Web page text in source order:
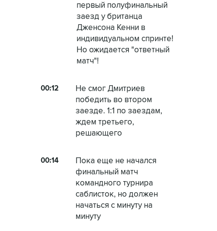
первый полуфинальный
заезд у британца
Дженсона Кенни в
индивидуальном спринте!
Но ожидается "ответный
матч"!
00:12
Не смог Дмитриев
победить во втором
заезде. 1:1 по заездам,
ждем третьего,
решающего
00:14
Пока еще не начался
финальный матч
командного турнира
саблисток, но должен
начаться с минуту на
минуту